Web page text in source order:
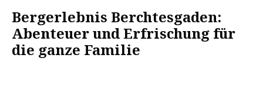
Bergerlebnis Berchtesgaden:
Abenteuer und Erfrischung für
die ganze Familie